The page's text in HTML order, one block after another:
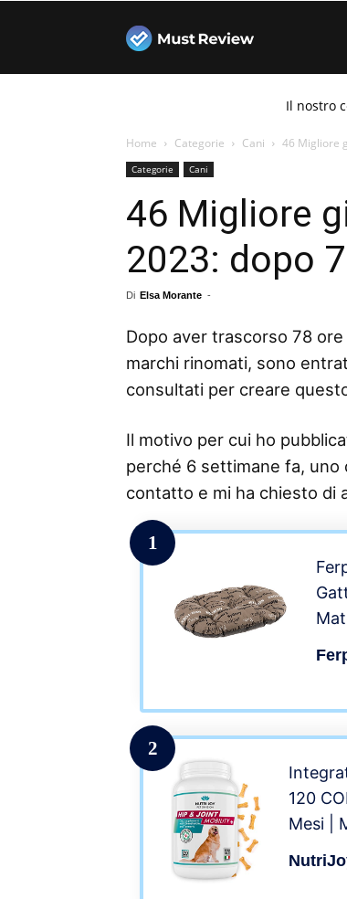
Must
ReviewIl nostro
Home Categorie Cani 46 Migliore
Categorie Cani
46 Migliore
2023: dopo
Di Elsa Morante -
Dopo aver trascorso 78
marchi rinomati, sono
consultati per creare
Il motivo per cui ho
perché 6 settimane fa,
contatto e mi ha chiesto di
1
2
120
Mesi |